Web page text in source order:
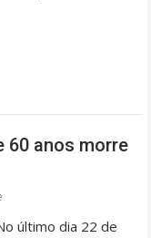
60 anos morre
último dia 22 de